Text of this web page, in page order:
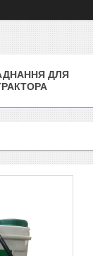
ДЛЯ